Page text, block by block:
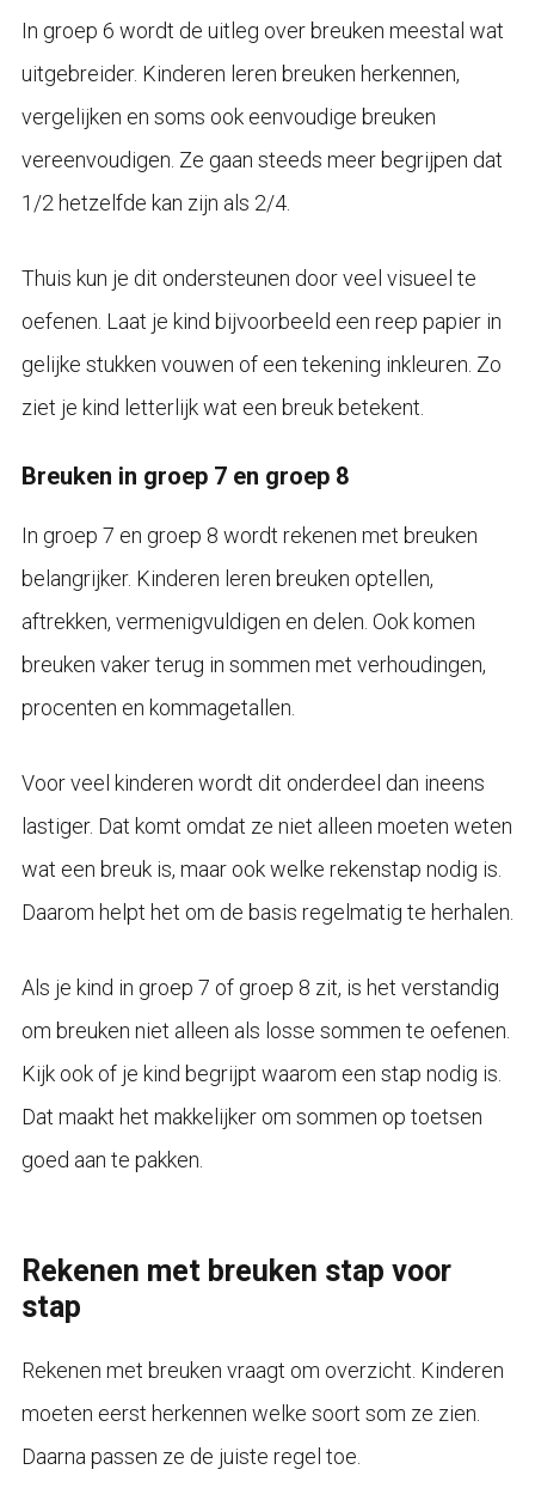
In groep 6 wordt de uitleg over breuken meestal wat
uitgebreider. Kinderen leren breuken herkennen,
vergelijken en soms ook eenvoudige breuken
vereenvoudigen. Ze gaan steeds meer begrijpen dat
1/2 hetzelfde kan zijn als 2/4.
Thuis kun je dit ondersteunen door veel visueel te
oefenen. Laat je kind bijvoorbeeld een reep papier in
gelijke stukken vouwen of een tekening inkleuren. Zo
ziet je kind letterlijk wat een breuk betekent.
Breuken in groep 7 en groep 8
In groep 7 en groep 8 wordt rekenen met breuken
belangrijker. Kinderen leren breuken optellen,
aftrekken, vermenigvuldigen en delen. Ook komen
breuken vaker terug in sommen met verhoudingen,
procenten en kommagetallen.
Voor veel kinderen wordt dit onderdeel dan ineens
lastiger. Dat komt omdat ze niet alleen moeten weten
wat een breuk is, maar ook welke rekenstap nodig is.
Daarom helpt het om de basis regelmatig te herhalen.
Als je kind in groep 7 of groep 8 zit, is het verstandig
om breuken niet alleen als losse sommen te oefenen.
Kijk ook of je kind begrijpt waarom een stap nodig is.
Dat maakt het makkelijker om sommen op toetsen
goed aan te pakken.
Rekenen met breuken stap voor
stap
Rekenen met breuken vraagt om overzicht. Kinderen
moeten eerst herkennen welke soort som ze zien.
Daarna passen ze de juiste regel toe.